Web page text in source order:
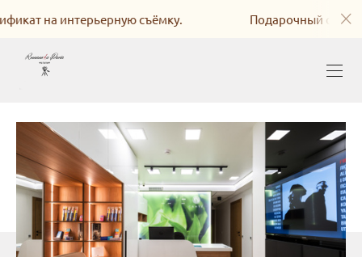
на интерьерную съёмку. Подарочный